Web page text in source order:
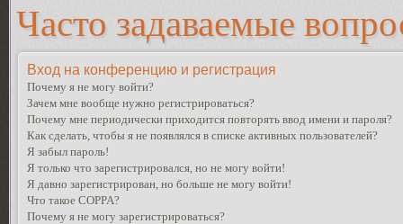
Часто задаваемые
Вход на конференцию и регистрация
Почему я не могу войти?
Зачем мне вообще нужно регистрироваться?
Почему мне периодически приходится повторять ввод имени и пароля?
Как сделать, чтобы я не появлялся в списке активных пользователей?
Я забыл пароль!
Я только что зарегистрировался, но не могу войти!
Я давно зарегистрирован, но больше не могу войти!
Что такое COPPA?
Почему я не могу зарегистрироваться?